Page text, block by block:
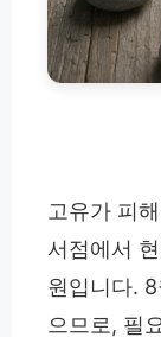
고유가 피
서점에서
원입니다.
으므로, 필